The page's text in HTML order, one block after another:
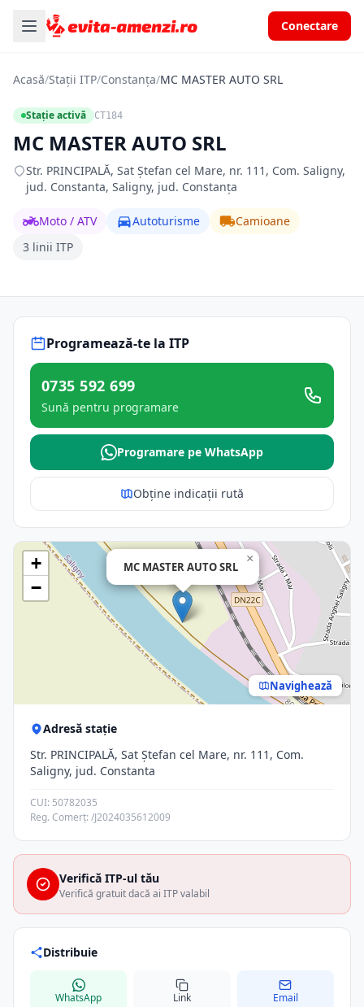
Conectare
Acasă/Stații ITP/Constanța/MC MASTER AUTO SRL
Stație activă CT184
MC MASTER AUTO SRL
Str. PRINCIPALĂ, Sat Ştefan cel Mare, nr. 111, Com. Saligny,
jud. Constanta, Saligny, jud. Constanța
Moto / ATV Autoturisme
Camioane
3 linii ITP
Programează-te la ITP
0735 592 699
Sună pentru programare
Programare pe WhatsApp
Obține indicații rută
MC MASTER AUTO SRL
×
+
−
Navighează
Adresă stație
Str. PRINCIPALĂ, Sat Ştefan cel Mare, nr. 111, Com.
Saligny, jud. Constanta
CUI: 50782035
Reg. Comerț: /J2024035612009
Verifică ITP-ul tău
Verifică gratuit dacă ai ITP valabil
Distribuie
WhatsApp Link Email